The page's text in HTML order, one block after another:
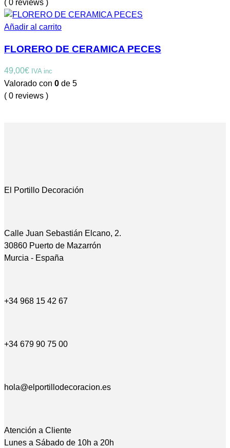
( 0 reviews )
Añadir al carrito
FLORERO DE CERAMICA PECES
49,00€ IVA inc
Valorado con 0 de 5
( 0 reviews )
El Portillo Decoración
Calle Juan Sebastián Elcano, 2.
30860 Puerto de Mazarrón
Murcia - España
+34 968 15 42 67
+34 679 90 75 00
hola@elportillodecoracion.es
Atención a Cliente
Lunes a Sábado de 10h a 20h